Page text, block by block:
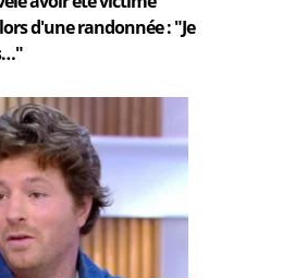
d'une randonnée : "Je